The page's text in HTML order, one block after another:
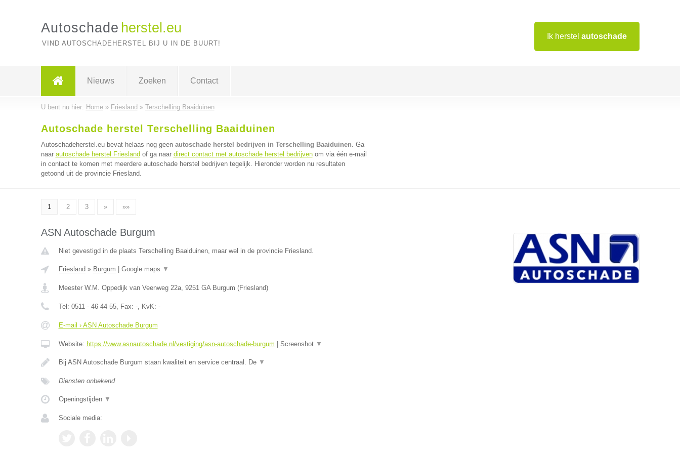
Ik herstel autoschade
Autoschade herstel.eu
VIND AUTOSCHADEHERSTEL BIJ U IN DE BUURT!
Nieuws Zoeken Contact
U bent nu hier: Home» Friesland » Terschelling Baaiduinen
Autoschade herstel Terschelling Baaiduinen
Autoschadeherstel.eu bevat helaas nog geen autoschade herstel bedrijven in Terschelling Baaiduinen. Ga
naar autoschade herstel Friesland of ga naar direct contact met autoschade herstel bedrijvenom via één e-mail
in contact te komen met meerdere autoschade herstel bedrijven tegelijk. Hieronder worden nu resultaten
getoond uit de provincie Friesland.
1 2 3 » »»
ASN Autoschade Burgum
Niet gevestigd in de plaats Terschelling Baaiduinen, maar wel in de provincie Friesland.
Friesland » Burgum Google maps ▼
Meester W.M. Oppedijk van Veenweg 22a, 9251 GA Burgum (Friesland)
Tel: 0511 - 46 44 55, Fax: -, KvK: -
E-mail › ASN Autoschade Burgum
Website: https://www.asnautoschade.nl/vestiging/asn-autoschade-burgum Screenshot ▼
Bij ASN Autoschade Burgum staan kwaliteit en service centraal. De ▼
Diensten onbekend
Openingstijden ▼
Sociale media: